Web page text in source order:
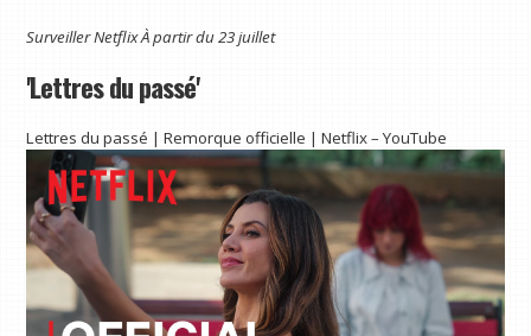
SurveillerNetflixÀ partir du 23 juillet
'Lettres du passé'
Lettres du passé | Remorque officielle | Netflix – YouTube